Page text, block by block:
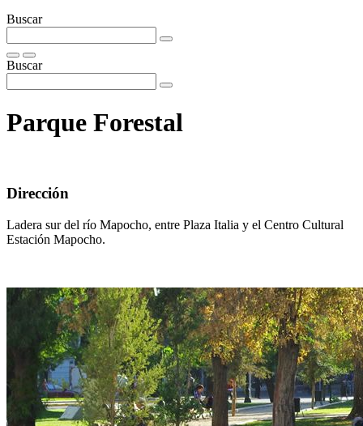
Buscar
Buscar
Parque Forestal
Dirección
Ladera sur del río Mapocho, entre Plaza Italia y el Centro Cultural
Estación Mapocho.